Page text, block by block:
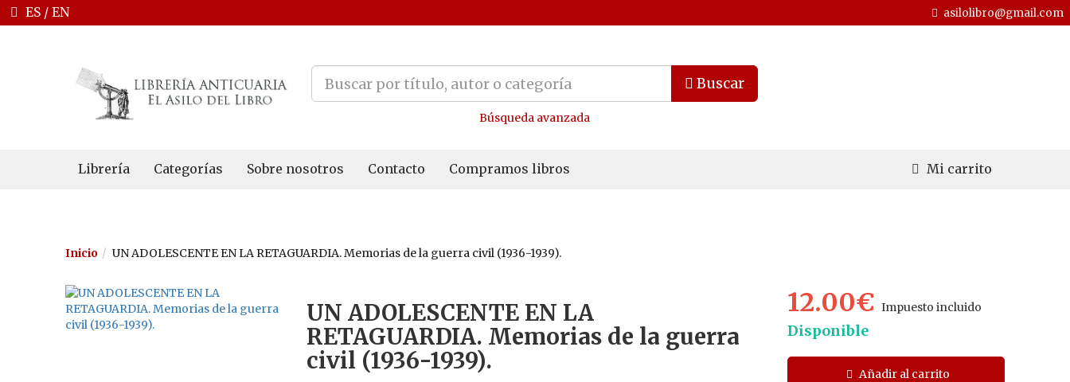
ES / EN asilolibro@gmail.com
Buscar
Búsqueda avanzada
Librería Categorías Sobre nosotros Contacto Compramos libros Mi carrito
Inicio UN ADOLESCENTE EN LA RETAGUARDIA. Memorias de la guerra civil (1936-1939).
UN ADOLESCENTE EN LA
RETAGUARDIA. Memorias de la guerra
civil (1936-1939).
12.00€Impuesto incluido
Disponible
Añadir al carrito